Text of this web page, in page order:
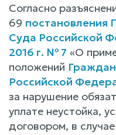
Согласно
69 постановления
Суда Российской
2016 г. № 7 «О
положений
Российской
за нарушение
уплате неустойка,
договором, в